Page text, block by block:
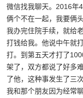
微信找我聊天。2016年
俩个不在一起，我要俩
我办完住院手续，就给
打钱给我。他说中午就
打。到第五天才打了
架了，双方都说了好多
了他，这种事发生了三
我和那个朋友因为经常